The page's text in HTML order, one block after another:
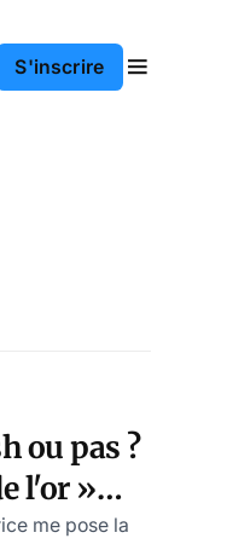
S'inscrire
ou pas ?
l'or »
une